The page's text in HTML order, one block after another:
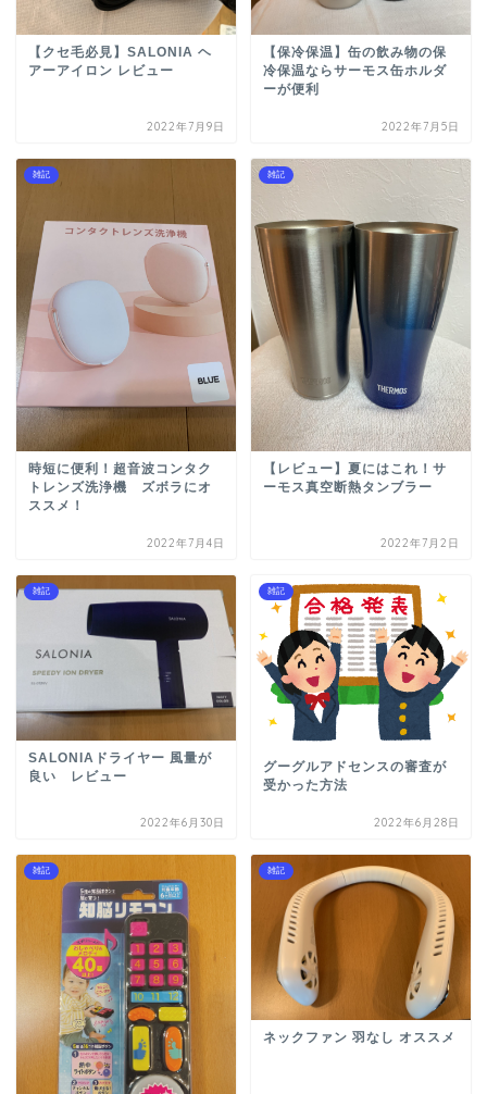
【クセ毛必見】SALONIA ヘ
アーアイロン レビュー
2022年7月9日
【保冷保温】缶の飲み物の保
冷保温ならサーモス缶ホルダ
ーが便利
2022年7月5日
雑記
時短に便利！超音波コンタク
トレンズ洗浄機 ズボラにオ
ススメ！
2022年7月4日
雑記
【レビュー】夏にはこれ！サ
ーモス真空断熱タンブラー
2022年7月2日
雑記
SALONIAドライヤー 風量が
良い レビュー
2022年6月30日
雑記
グーグルアドセンスの審査が
受かった方法
2022年6月28日
雑記 雑記
ネックファン 羽なし オススメ